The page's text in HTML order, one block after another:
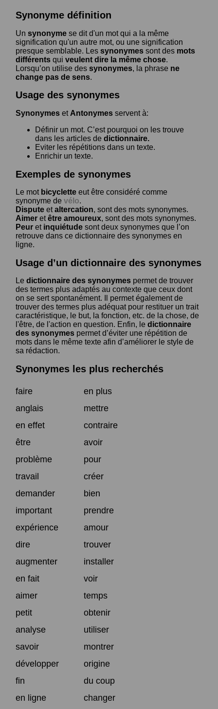
Synonyme définition
Un synonyme se dit d'un mot qui a la même
signification qu'un autre mot, ou une signification
presque semblable. Les synonymes sont des mots
différents qui veulent dire la même chose.
Lorsqu’on utilise des synonymes, la phrase ne
change pas de sens.
Usage des synonymes
Synonymes et Antonymes servent à:
Définir un mot. C’est pourquoi on les trouve
dans les articles de dictionnaire.
Eviter les répétitions dans un texte.
Enrichir un texte.
Exemples de synonymes
Le mot bicyclette eut être considéré comme
synonyme de vélo.
Dispute etaltercation, sont des mots synonymes.
Aimer etêtre amoureux, sont des mots synonymes.
Peur et inquiétude sont deux synonymes que l’on
retrouve dans ce dictionnaire des synonymes en
ligne.
Usage d’un dictionnaire des synonymes
Le dictionnaire des synonymes permet de trouver
des termes plus adaptés au contexte que ceux dont
on se sert spontanément. Il permet également de
trouver des termes plus adéquat pour restituer un trait
caractéristique, le but, la fonction, etc. de la chose, de
l'être, de l'action en question. Enfin, le dictionnaire
des synonymes permet d’éviter une répétition de
mots dans le même texte afin d’améliorer le style de
sa rédaction.
Synonymes les plus recherchés
faire
en plus
anglais
mettre
en effet
contraire
être
avoir
problème
pour
travail
créer
demander
bien
important
prendre
expérience
amour
dire
trouver
augmenter
installer
en fait
voir
aimer
temps
petit
obtenir
analyse
utiliser
savoir
montrer
développer
origine
fin
du coup
en ligne
changer